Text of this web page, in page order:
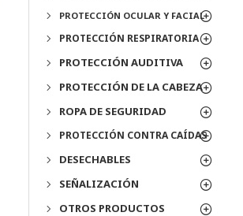
PROTECCIÓN OCULAR Y FACIAL
PROTECCIÓN RESPIRATORIA
PROTECCIÓN AUDITIVA
PROTECCIÓN DE LA CABEZA
ROPA DE SEGURIDAD
PROTECCIÓN CONTRA CAÍDAS
DESECHABLES
SEÑALIZACIÓN
OTROS PRODUCTOS